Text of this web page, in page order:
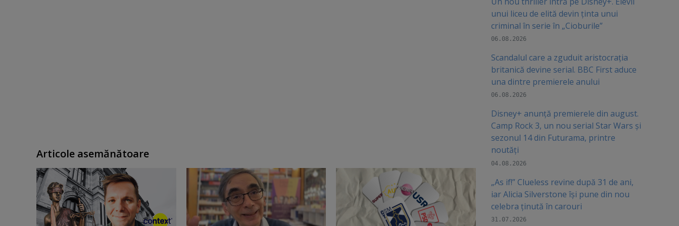
Articole asemănătoare
unui liceu de elită devin ținta unui
criminal în serie în „Cioburile”
06.08.2026
Scandalul care a zguduit aristocrația
britanică devine serial. BBC First aduce
una dintre premierele anului
06.08.2026
Disney+ anunță premierele din august.
Camp Rock 3, un nou serial Star Wars și
sezonul 14 din Futurama, printre
noutăți
04.08.2026
„As if!” Clueless revine după 31 de ani,
iar Alicia Silverstone își pune din nou
celebra ținută în carouri
31.07.2026